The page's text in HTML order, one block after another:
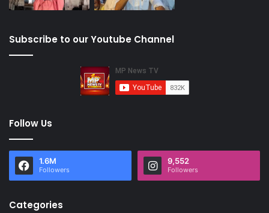
Subscribe to our Youtube Channel
Follow Us
1.6M
Followers
9,552
Followers
Categories